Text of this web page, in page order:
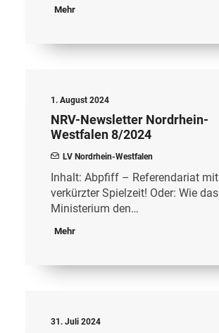
Mehr
1. August 2024
NRV-Newsletter Nordrhein-
Westfalen 8/2024
LV Nordrhein-Westfalen
Inhalt: Abpfiff – Referendariat mit
verkürzter Spielzeit! Oder: Wie das
Ministerium den…
Mehr
31. Juli 2024